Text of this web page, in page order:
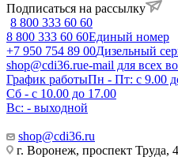
Подписаться на рассылку
8 800 333 60 60
8 800 333 60 60Единый номер
+7 950 754 89 00Дизельный
shop@cdi36.rue-mail для всех
График работыПн - Пт: с 9.00
Сб - с 10.00 до 17.00
Вс: - выходной
shop@cdi36.ru
г. Воронеж, проспект Труда,